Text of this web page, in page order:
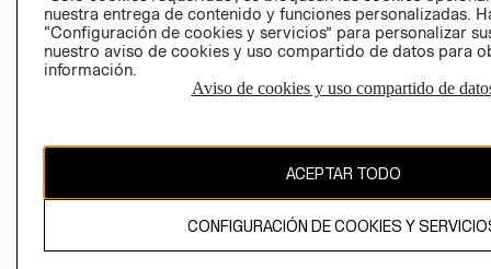
El contenido de esta página web está protegido por copyright y es
nuestra entrega de contenido y funciones personalizadas.
“Configuración de cookies y servicios” para personalizar
nuestro aviso de cookies y uso compartido de datos para
información.
Aviso de cookies y uso compartido de
ACEPTAR TODO
CONFIGURACIÓN DE COOKIES Y